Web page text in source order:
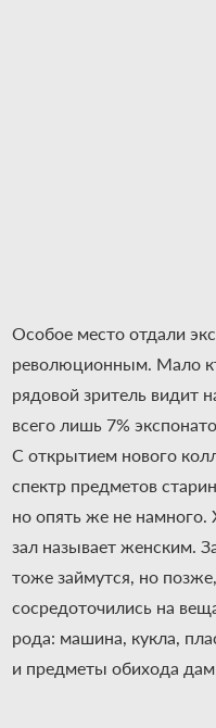
Особое место отдали
революционным. Мало
рядовой зритель видит
всего лишь 7%
С открытием нового
спектр предметов
но опять же не намного.
зал называет женским.
тоже займутся, но
сосредоточились на
рода: машина, кукла,
и предметы обихода дам